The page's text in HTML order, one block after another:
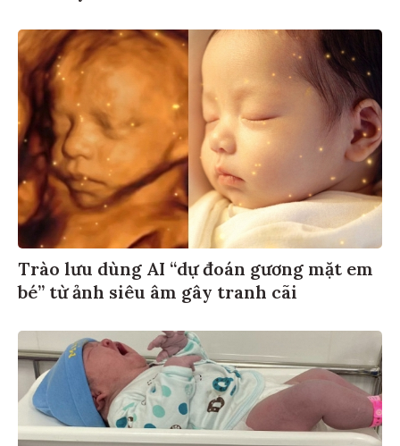
Trào lưu dùng AI “dự đoán gương mặt em
bé” từ ảnh siêu âm gây tranh cãi